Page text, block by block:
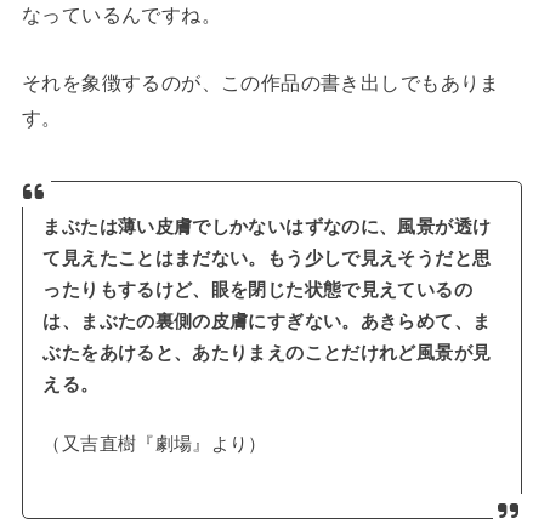
なっているんですね。
それを象徴するのが、この作品の書き出しでもありま
す。
まぶたは薄い皮膚でしかないはずなのに、風景が透け
て見えたことはまだない。もう少しで見えそうだと思
ったりもするけど、眼を閉じた状態で見えているの
は、まぶたの裏側の皮膚にすぎない。あきらめて、ま
ぶたをあけると、あたりまえのことだけれど風景が見
える。
（又吉直樹『劇場』より）